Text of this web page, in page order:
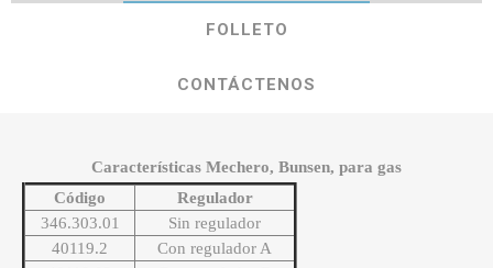
FOLLETO
CONTÁCTENOS
Características Mechero, Bunsen, para gas
Código
Regulador
346.303.01
Sin regulador
40119.2
Con regulador A